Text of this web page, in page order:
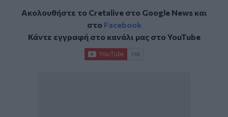
Ακολουθήστε το Cretalive στο Google Newsκαι
στο Facebook
Κάντε εγγραφή στο κανάλι μας στοYouTube